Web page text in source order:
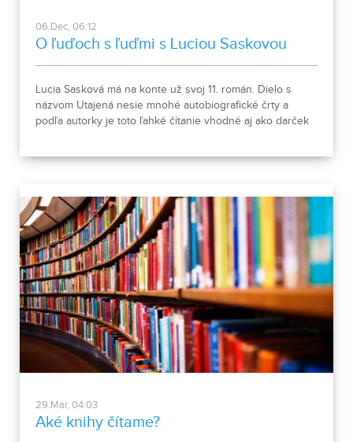
06.Dec, 06:12
O ľuďoch s ľuďmi s Luciou Saskovou
Lucia Sasková má na konte už svoj 11. román. Dielo s
názvom Utajená nesie mnohé autobiografické črty a
podľa autorky je toto ľahké čítanie vhodné aj ako darček
29.Mar, 04:03
Aké knihy čítame?